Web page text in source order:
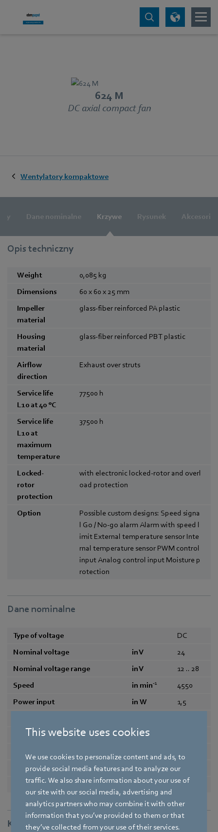
This website uses cookies
We use cookies to personalize content and ads, to
provide social media features and to analyze our
traffic. We also share information about your use of
our site with our social media, advertising and
analytics partners who may combine it with other
information that you’ve provided to them or that
they’ve collected from your use of their services.
624 M
DC axial compact fan
Wentylatory kompaktowe
Dane nominalne Krzywe Rysunek Akcesoria
Opis techniczny
Weight 0,085 kg
Dimensions
60 x 60 x 25 mm
Impeller
material
glass-fiber reinforced PA plastic
Housing
material
glass-fiber reinforced PBT plastic
Airflow
direction
Exhaust over struts
Service life
L10 at 40 °C
77500 h
Service life
L10 at
maximum
temperature
37500 h
Locked-
rotor
protection
with electronic locked-rotor and overl
oad protection
Option
Possible custom designs: Speed signa
l Go / No-go alarm Alarm with speed l
imit External temperature sensor Inte
rnal temperature sensor PWM control
input Analog control input Moisture p
rotection
Dane nominalne
Type of voltage
DC
Nominal voltage
in V
24
Nominal voltage range
in V
12 .. 28
Speed
in min-1
4550
Power input
in W
1,5
Max. ambient temperature
in °C
Sound power level
in B
4,3
Sound pressure level
in dB(A) 29
Krzywe